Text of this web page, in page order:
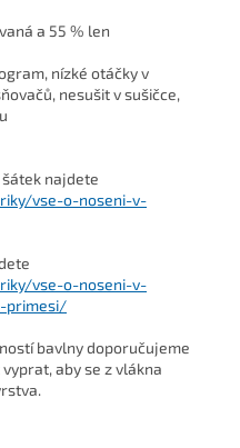
a 55 % len
nízké otáčky v
nesušit v sušičce,
najdete
vse-o-noseni-v-
vse-o-noseni-v-
primesi/
bavlny doporučujeme
aby se z vlákna